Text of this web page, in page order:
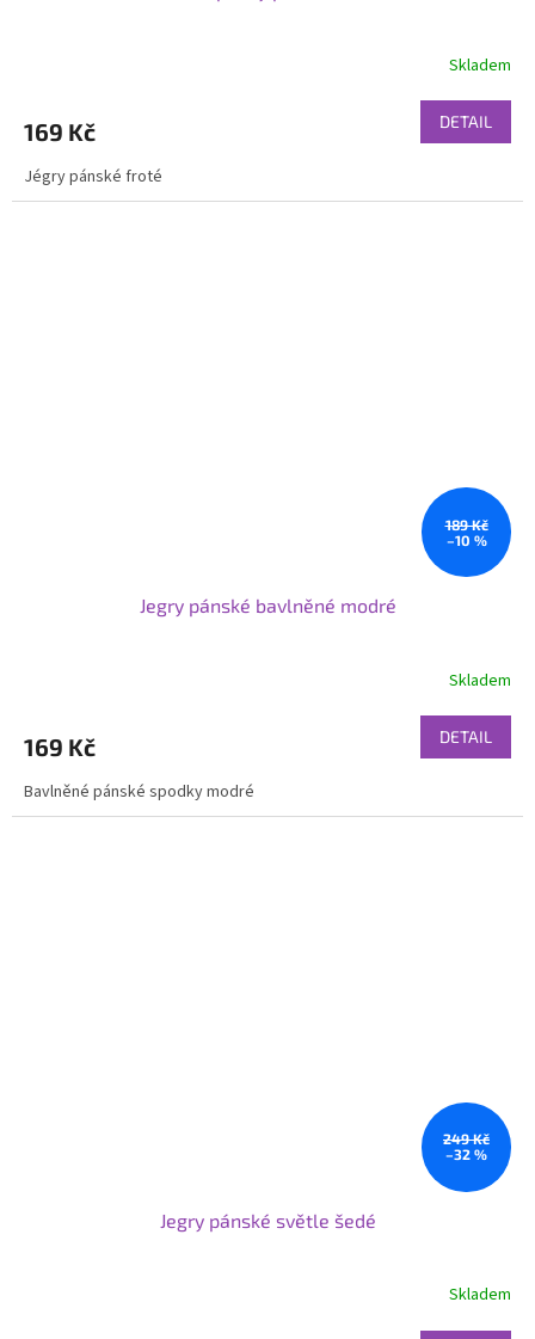
Skladem
169 Kč DETAIL
Jégry pánské froté
189 Kč
–10 %
Jegry pánské bavlněné modré
Skladem
169 Kč DETAIL
Bavlněné pánské spodky modré
249 Kč
–32 %
Jegry pánské světle šedé
Skladem